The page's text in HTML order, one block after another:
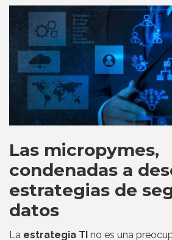
Las micropymes,
condenadas a
estrategias de
datos
La estrategia TI no es una